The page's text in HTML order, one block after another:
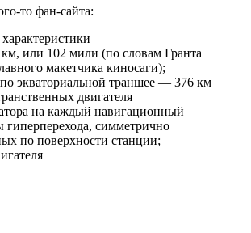
то фан-сайта:
или 102 мили (по словам Гранта
макетчика киносаги);
экваториальной траншее — 376 км
двигателя
на каждый навигационный
гиперперехода, симметрично
по поверхности станции;